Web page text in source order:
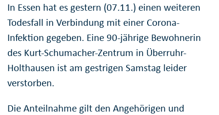
In Essen hat es gestern (07.11.) einen weiteren
Todesfall in Verbindung mit einer Corona-
Infektion gegeben. Eine 90-jährige Bewohnerin
des Kurt-Schumacher-Zentrum in Überruhr-
Holthausen ist am gestrigen Samstag leider
verstorben.
Die Anteilnahme gilt den Angehörigen und